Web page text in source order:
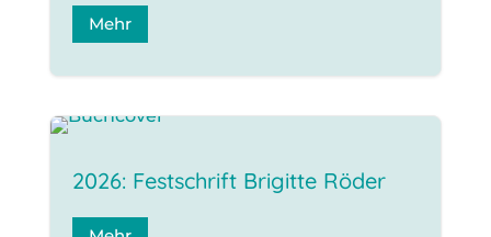
Mehr
2026: Festschrift Brigitte Röder